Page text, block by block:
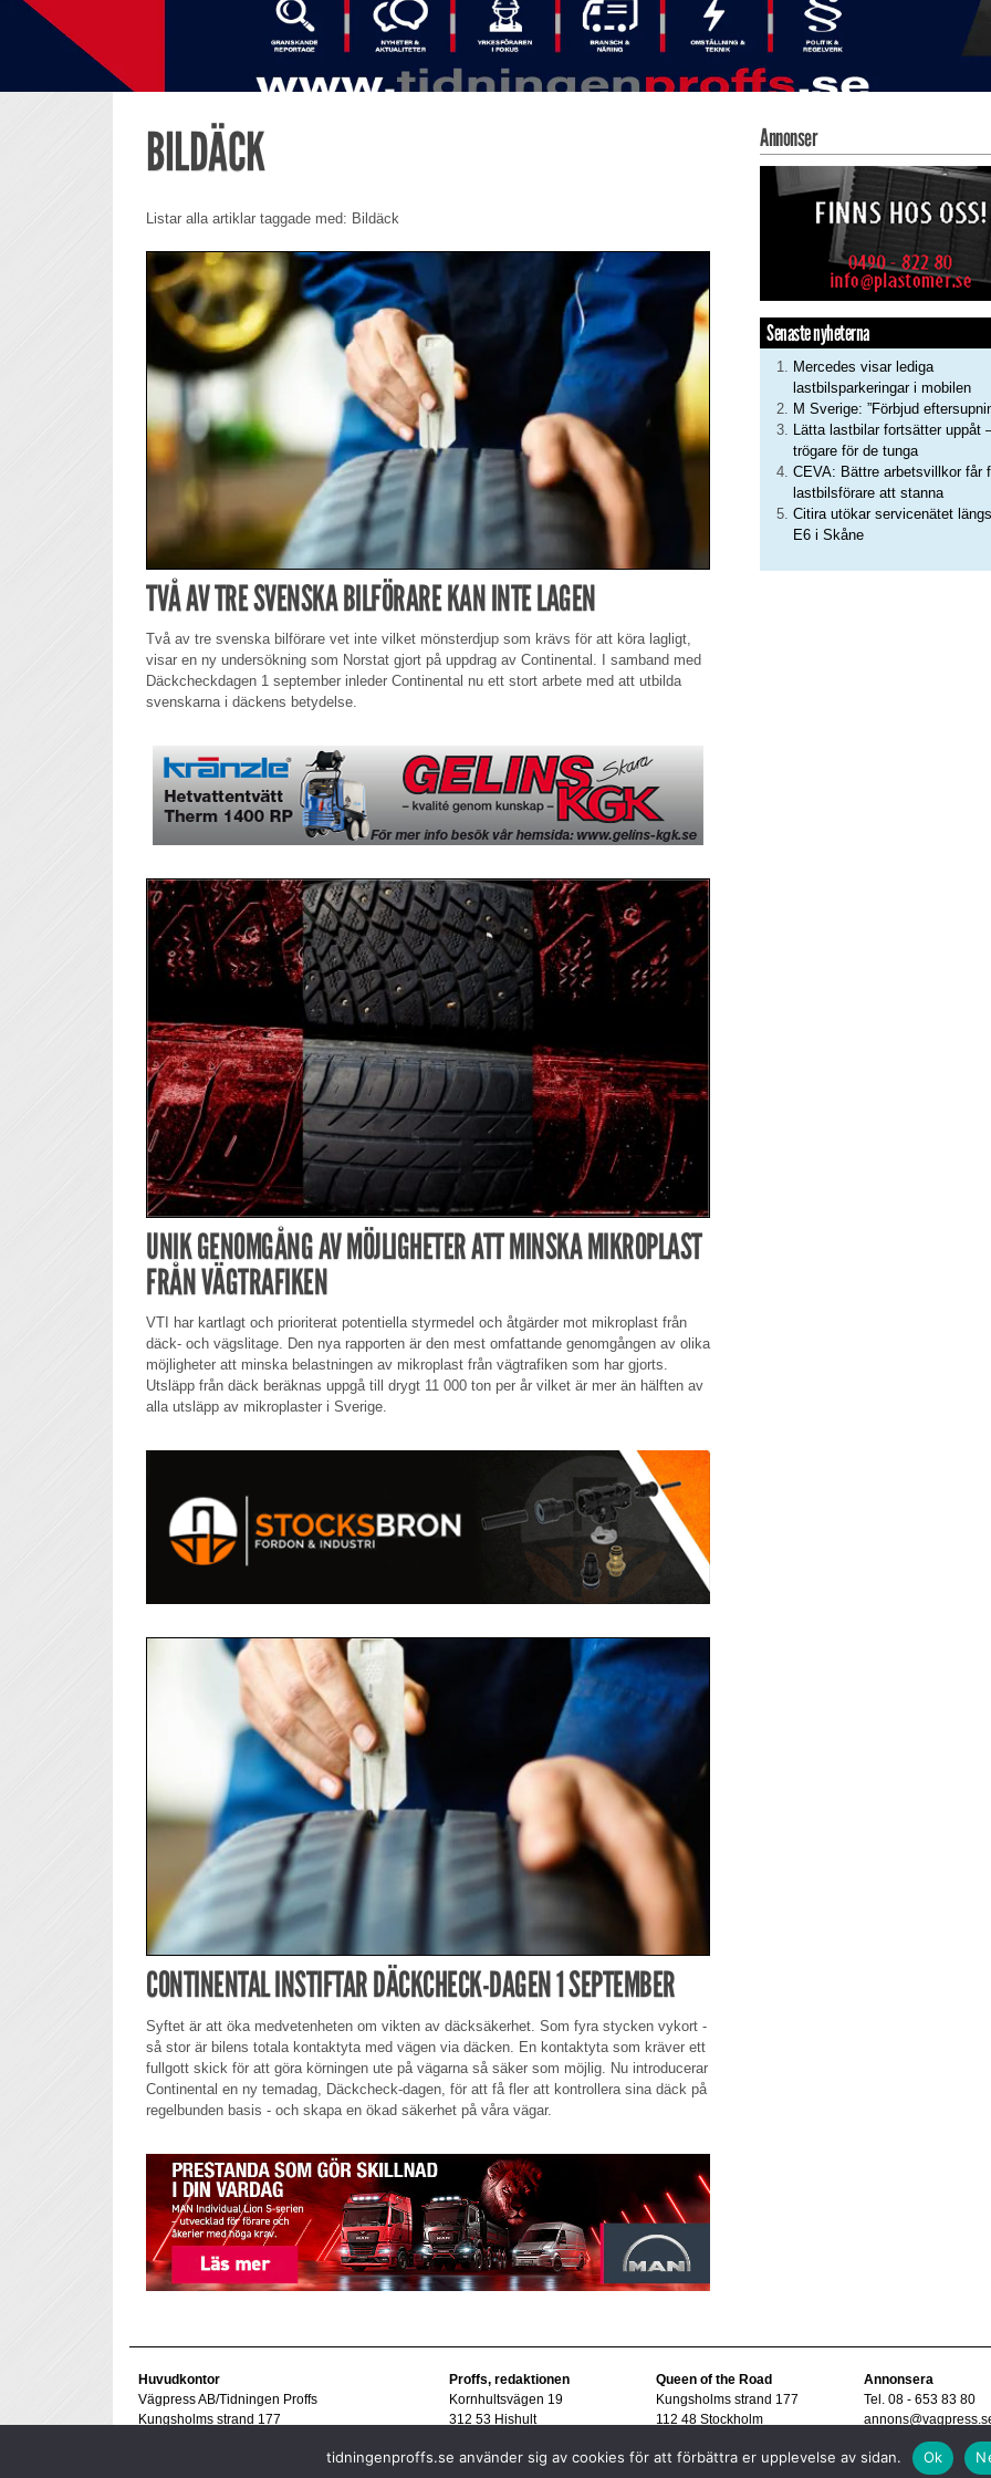
BILDÄCK
Listar alla artiklar taggade med: Bildäck
TVÅ AV TRE SVENSKA BILFÖRARE KAN INTE LAGEN
Två av tre svenska bilförare vet inte vilket mönsterdjup som krävs för att köra lagligt,
visar en ny undersökning som Norstat gjort på uppdrag av Continental. I samband med
Däckcheckdagen 1 september inleder Continental nu ett stort arbete med att utbilda
svenskarna i däckens betydelse.
UNIK GENOMGÅNG AV MÖJLIGHETER ATT MINSKA MIKROPLAST
FRÅN VÄGTRAFIKEN
VTI har kartlagt och prioriterat potentiella styrmedel och åtgärder mot mikroplast från
däck- och vägslitage. Den nya rapporten är den mest omfattande genomgången av olika
möjligheter att minska belastningen av mikroplast från vägtrafiken som har gjorts.
Utsläpp från däck beräknas uppgå till drygt 11 000 ton per år vilket är mer än hälften av
alla utsläpp av mikroplaster i Sverige.
CONTINENTAL INSTIFTAR DÄCKCHECK-DAGEN 1 SEPTEMBER
Syftet är att öka medvetenheten om vikten av däcksäkerhet. Som fyra stycken vykort -
så stor är bilens totala kontaktyta med vägen via däcken. En kontaktyta som kräver ett
fullgott skick för att göra körningen ute på vägarna så säker som möjlig. Nu introducerar
Continental en ny temadag, Däckcheck-dagen, för att få fler att kontrollera sina däck på
regelbunden basis - och skapa en ökad säkerhet på våra vägar.
Annonser
Senaste nyheterna
Mercedes visar lediga
lastbilsparkeringar i mobilen
M Sverige: ”Förbjud
Lätta lastbilar fortsätter uppåt
trögare för de tunga
CEVA: Bättre arbetsvillkor får
lastbilsförare att stanna
Citira utökar servicenätet längs
E6 i Skåne
Huvudkontor
Vägpress AB/Tidningen Proffs
Kungsholms strand 177
Proffs, redaktionen
Kornhultsvägen 19
312 53 Hishult
goran@vagpress.se
Queen of the Road
Kungsholms strand 177
112 48 Stockholm
Annonsera
Tel. 08 - 653 83 80
tidningenproffs.se använder sig av cookies för att förbättra er upplevelse av sidan. Ok